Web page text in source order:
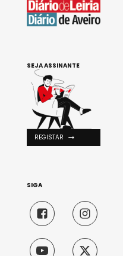
SEJA ASSINANTE
REGISTAR
SIGA